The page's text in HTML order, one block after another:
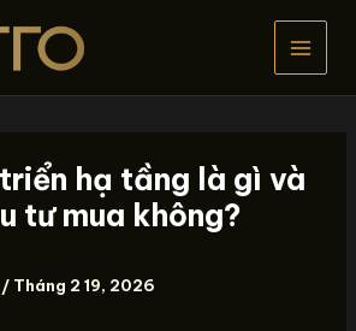
hạ tầng là gì và
tư mua không?
/ Tháng 2 19, 2026